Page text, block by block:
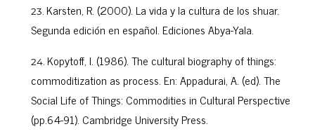
Karsten, R. (2000). La vida y la cultura de los shuar.
Segunda edición en español. Ediciones Abya-Yala.
Kopytoff, I. (1986). The cultural biography of things:
commoditization as process. En: Appadurai, A. (ed). The
Social Life of Things: Commodities in Cultural Perspective
(pp.64-91). Cambridge University Press.